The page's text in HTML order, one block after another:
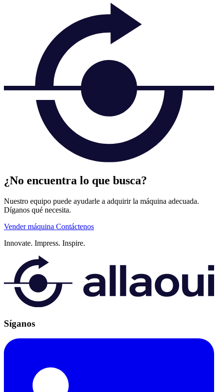
¿No encuentra lo que busca?
Nuestro equipo puede ayudarle a adquirir la máquina adecuada.
Díganos qué necesita.
Vender máquina Contáctenos
Innovate. Impress. Inspire.
Síganos